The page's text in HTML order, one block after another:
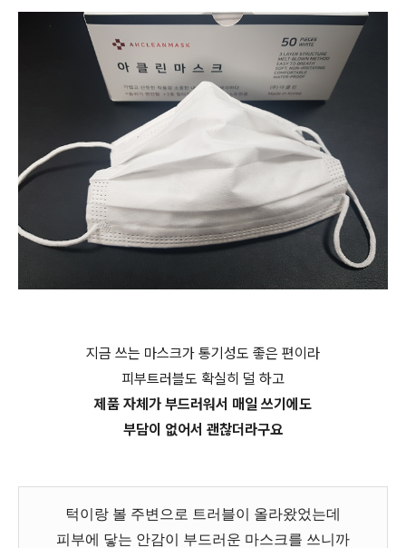
지금 쓰는 마스크가 통기성도 좋은 편이라
피부트러블도 확실히 덜 하고
제품 자체가 부드러워서 매일 쓰기에도
부담이 없어서 괜찮더라구요
턱이랑 볼 주변으로 트러블이 올라왔었는데
피부에 닿는 안감이 부드러운 마스크를 쓰니까